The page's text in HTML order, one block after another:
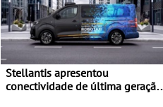
Stellantis apresentou
conectividade de última geração